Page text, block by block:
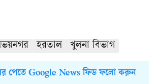
হরতাল খুলনা বিভাগ
পেতে Google News ফিড ফলো করুন